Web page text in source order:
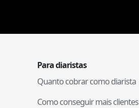
Para diaristas
Quanto cobrar como diarista
Como conseguir mais clientes